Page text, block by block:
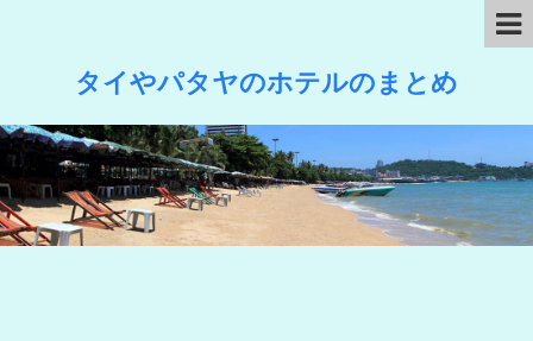
タイやパタヤのホテルのまとめ